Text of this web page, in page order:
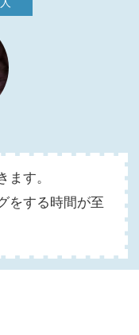
ます。
をする時間が至